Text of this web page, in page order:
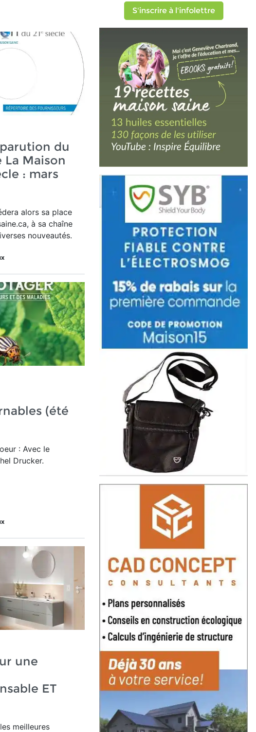
du
La Maison
: mars
alors sa place
à sa chaîne
nouveautés.
(été
: Avec le
Drucker.
une
ET
meilleures
S'inscrire à l'infolettre